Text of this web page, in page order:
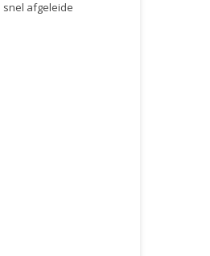
snel afgeleide